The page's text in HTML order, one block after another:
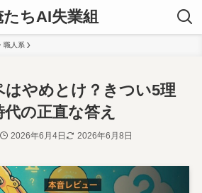
たちAI失業組
職人系
はやめとけ？きつい5理
の正直な答え
2026年6月4日 2026年6月8日